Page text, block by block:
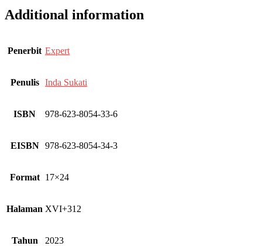
Additional information
Penerbit Expert
Penulis Inda Sukati
ISBN 978-623-8054-33-6
EISBN 978-623-8054-34-3
Format 17×24
Halaman XVI+312
Tahun 2023